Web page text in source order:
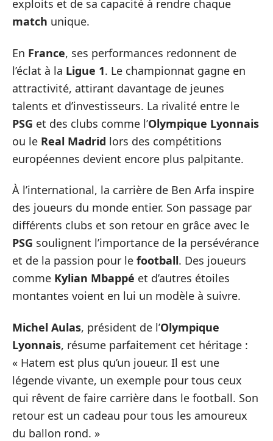
exploits et de sa capacité à rendre chaque
match unique.
En France, ses performances redonnent de
l’éclat à la Ligue 1. Le championnat gagne en
attractivité, attirant davantage de jeunes
talents et d’investisseurs. La rivalité entre le
PSG et des clubs comme l’Olympique Lyonnais
ou le Real Madrid lors des compétitions
européennes devient encore plus palpitante.
À l’international, la carrière de Ben Arfa inspire
des joueurs du monde entier. Son passage par
différents clubs et son retour en grâce avec le
PSG soulignent l’importance de la persévérance
et de la passion pour le football. Des joueurs
comme Kylian Mbappé et d’autres étoiles
montantes voient en lui un modèle à suivre.
Michel Aulas, président de l’Olympique
Lyonnais, résume parfaitement cet héritage :
« Hatem est plus qu’un joueur. Il est une
légende vivante, un exemple pour tous ceux
qui rêvent de faire carrière dans le football. Son
retour est un cadeau pour tous les amoureux
du ballon rond. »